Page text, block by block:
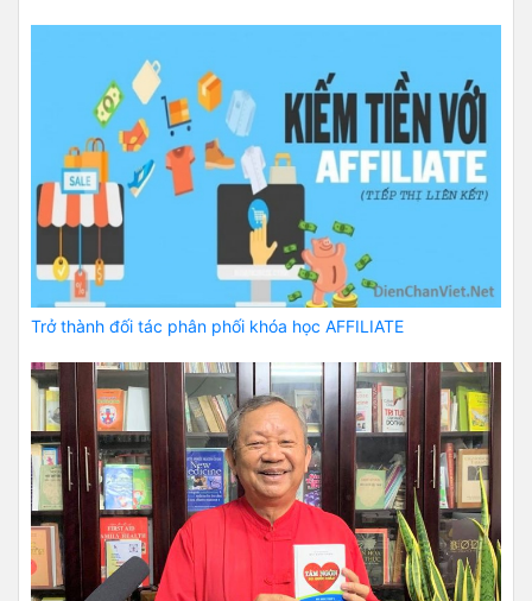
Trở thành đối tác phân phối khóa học AFFILIATE